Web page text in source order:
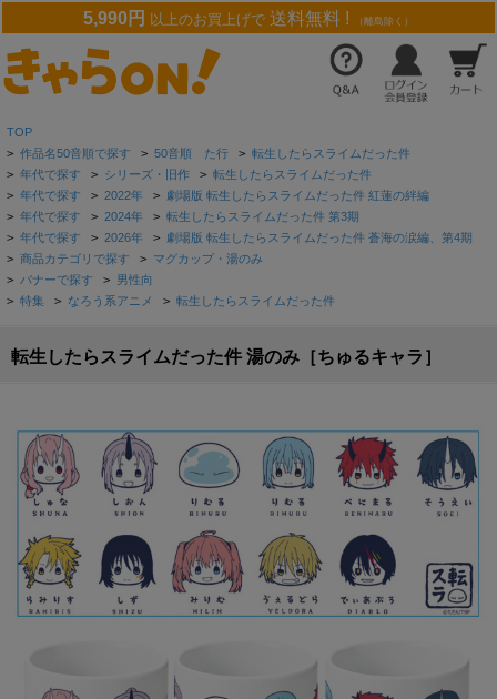
5,990円 以上のお買上げで 送料無料 ! （離島除く）
TOP
> 作品名50音順で探す > 50音順 た行 > 転生したらスライムだった件
> 年代で探す > シリーズ・旧作 > 転生したらスライムだった件
> 年代で探す > 2022年 > 劇場版 転生したらスライムだった件 紅蓮の絆編
> 年代で探す > 2024年 > 転生したらスライムだった件 第3期
> 年代で探す > 2026年 > 劇場版 転生したらスライムだった件 蒼海の涙編、第4期
> 商品カテゴリで探す > マグカップ・湯のみ
> バナーで探す > 男性向
> 特集 > なろう系アニメ > 転生したらスライムだった件
転生したらスライムだった件 湯のみ［ちゅるキャラ］